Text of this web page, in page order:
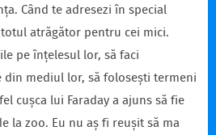
Când te adresezi în special
atrăgător pentru cei mici.
pe înțelesul lor, să faci
mediul lor, să folosești termeni
cușca lui Faraday a ajuns să fie
la zoo. Eu nu aș fi reușit să ma